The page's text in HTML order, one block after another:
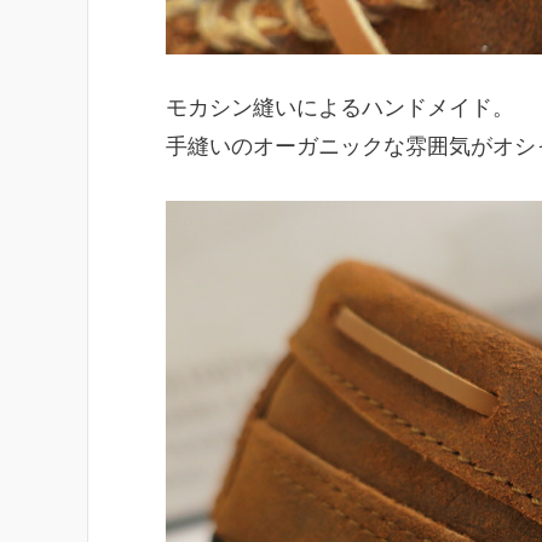
モカシン縫いによるハンドメイド。
手縫いのオーガニックな雰囲気がオシ